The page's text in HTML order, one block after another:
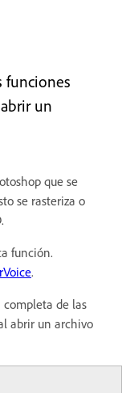
funciones
un
que se
se rasteriza o
función.
.
de las
abrir un archivo